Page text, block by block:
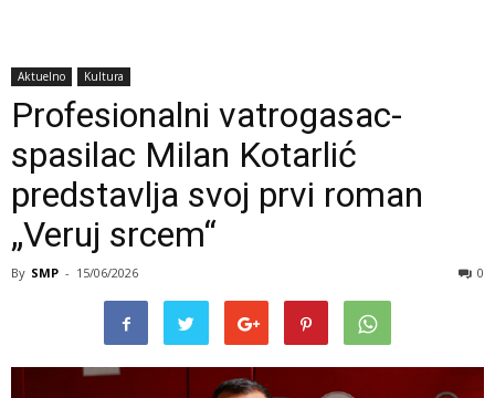
Aktuelno Kultura
Profesionalni vatrogasac-
spasilac Milan Kotarlić
predstavlja svoj prvi roman
„Veruj srcem“
By SMP - 15/06/2026 0